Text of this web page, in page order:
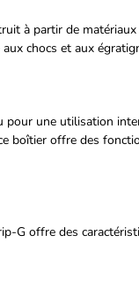
à partir de
chocs et aux
pour une utilisation
boîtier offre des
G offre des